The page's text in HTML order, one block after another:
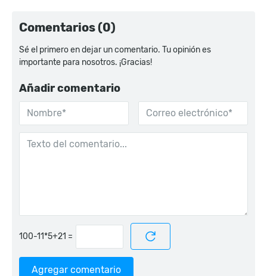
Comentarios (0)
Sé el primero en dejar un comentario. Tu opinión es
importante para nosotros. ¡Gracias!
Añadir comentario
=
Agregar comentario